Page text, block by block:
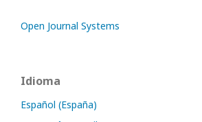
Open Journal Systems
Idioma
Español (España)